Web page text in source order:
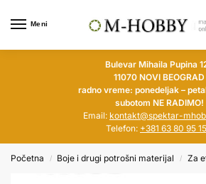
Meni
Bulevar Mihaila Pupina
11070 NOVI BEOGRAD
radno vreme: ponedeljak –
subotom NE RADIMO!
Email: kontakt@spektar-
Telefon: +381 63 80 95
Početna / Boje i drugi potrošni materijal / Za